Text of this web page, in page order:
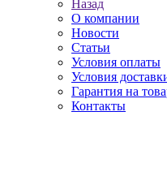
Назад
О компании
Новости
Статьи
Условия оплаты
Условия
Гарантия на
Контакты